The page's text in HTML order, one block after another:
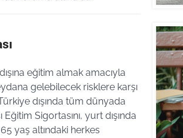
eğitim almak amacıyla
gelebilecek risklere karşı
dışında tüm dünyada
Sigortasını, yurt dışında
yaş altındaki herkes